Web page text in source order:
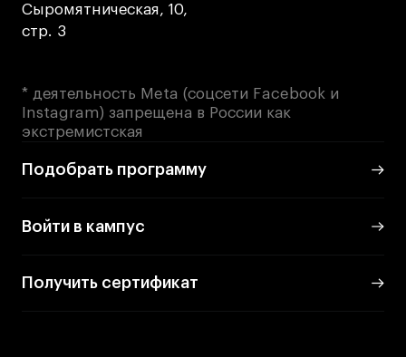
Ассоциация выпускников
Центр карьеры
Конкурсы
Участие в выставках
«Живые» проекты
Сыромятническая, 10,
стр. 3
* деятельность Meta (соцсети Facebook и
Instagram) запрещена в России как
экстремистская
Подобрать программу
Войти в кампус
Получить сертификат